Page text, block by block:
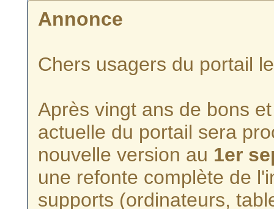
Annonce
Chers usagers du portail
Après vingt ans de bons
actuelle du portail sera
nouvelle version au 1er
une refonte complète de
supports (ordinateurs,